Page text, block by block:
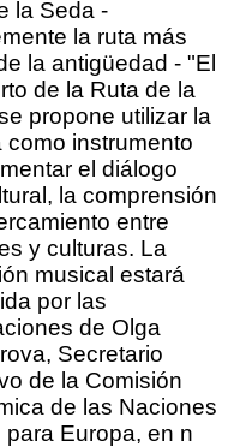
la Seda -
la ruta más
la antigüedad - "El
de la Ruta de la
propone utilizar la
como instrumento
el diálogo
la comprensión
entre
y culturas. La
musical estará
por las
de Olga
Secretario
de la Comisión
de las Naciones
para Europa, en n